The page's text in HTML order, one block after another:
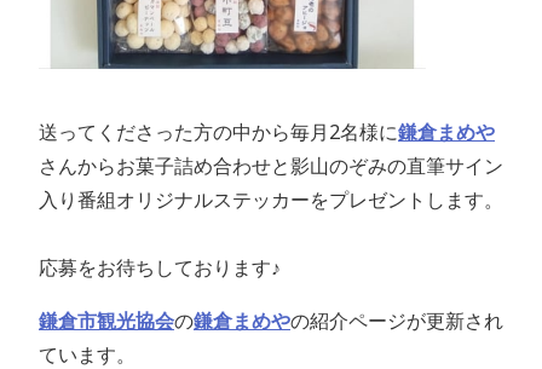
送ってくださった方の中から毎月2名様に鎌倉まめや
さんからお菓子詰め合わせと影山のぞみの直筆サイン
入り番組オリジナルステッカーをプレゼントします。
応募をお待ちしております♪
鎌倉市観光協会の鎌倉まめやの紹介ページが更新され
ています。